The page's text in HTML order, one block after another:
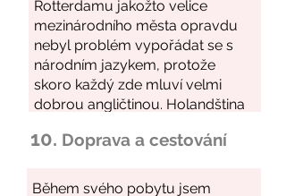
10. Doprava a cestování